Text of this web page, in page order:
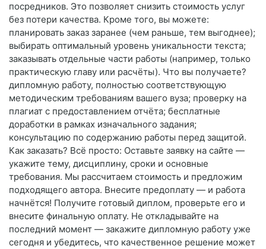
посредников. Это позволяет снизить стоимость услуг
без потери качества. Кроме того, вы можете:
планировать заказ заранее (чем раньше, тем выгоднее);
выбирать оптимальный уровень уникальности текста;
заказывать отдельные части работы (например, только
практическую главу или расчёты). Что вы получаете?
дипломную работу, полностью соответствующую
методическим требованиям вашего вуза; проверку на
плагиат с предоставлением отчёта; бесплатные
доработки в рамках изначального задания;
консультацию по содержанию работы перед защитой.
Как заказать? Всё просто: Оставьте заявку на сайте —
укажите тему, дисциплину, сроки и основные
требования. Мы рассчитаем стоимость и предложим
подходящего автора. Внесите предоплату — и работа
начнётся! Получите готовый диплом, проверьте его и
внесите финальную оплату. Не откладывайте на
последний момент — закажите дипломную работу уже
сегодня и убедитесь, что качественное решение может